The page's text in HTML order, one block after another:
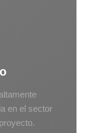
en el sector